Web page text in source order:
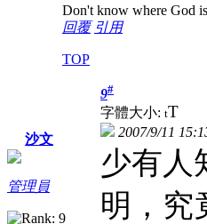
Don't know where God
回覆 引用
TOP
沙文
管理員
9#
字體大小: tT
2007/9/11
少有人
明，究